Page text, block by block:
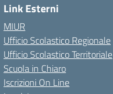
Link Esterni
MIUR
Ufficio Scolastico Regionale
Ufficio Scolastico Territoriale
Scuola in Chiaro
Iscrizioni On Line